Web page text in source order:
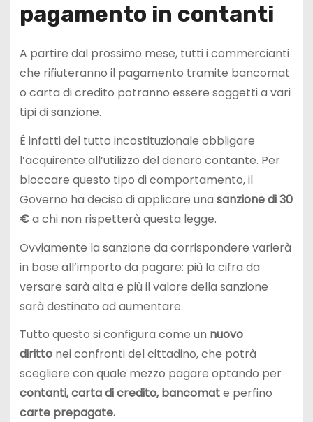
pagamento in contanti
A partire dal prossimo mese, tutti i commercianti
che rifiuteranno il pagamento tramite bancomat
o carta di credito potranno essere soggetti a vari
tipi di sanzione.
É infatti del tutto incostituzionale obbligare
l’acquirente all’utilizzo del denaro contante. Per
bloccare questo tipo di comportamento, il
Governo ha deciso di applicare una sanzione di 30
€a chi non rispetterà questa legge.
Ovviamente la sanzione da corrispondere varierà
in base all’importo da pagare: più la cifra da
versare sarà alta e più il valore della sanzione
sarà destinato ad aumentare.
Tutto questo si configura come un nuovo
dirittonei confronti del cittadino, che potrà
scegliere con quale mezzo pagare optando per
contanti, carta di credito, bancomate perfino
carte prepagate.